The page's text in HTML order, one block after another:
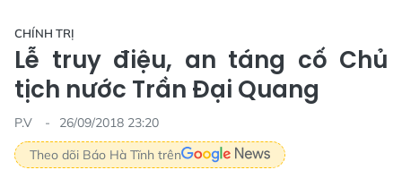
CHÍNH TRỊ
Lễ truy điệu, an táng cố Chủ
tịch nước Trần Đại Quang
P.V
26/09/2018 23:20
Theo dõi Báo Hà Tĩnh trên